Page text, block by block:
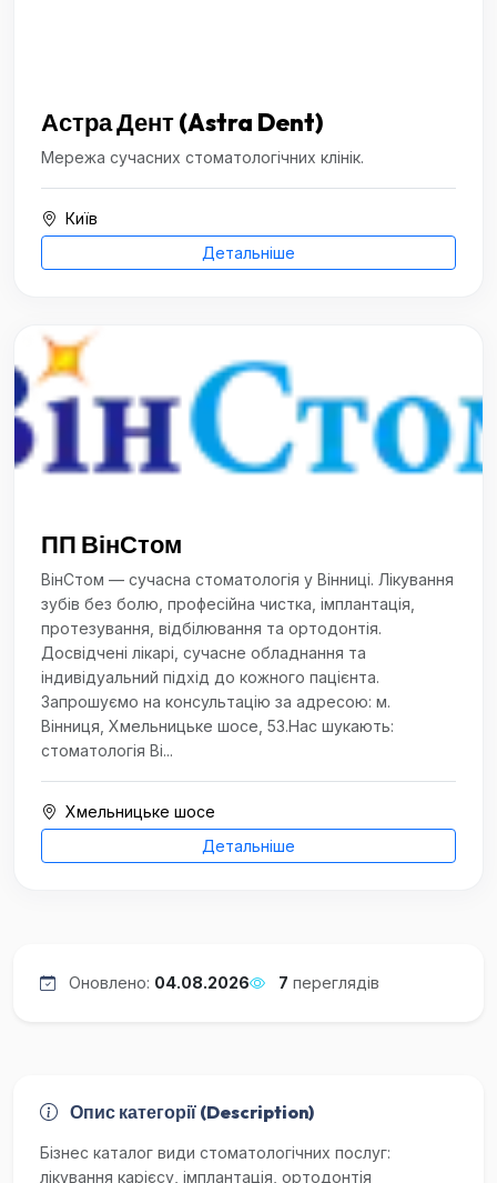
Астра Дент (Astra Dent)
Мережа сучасних стоматологічних клінік.
Київ
Детальніше
ПП ВінСтом
ВінСтом — сучасна стоматологія у Вінниці. Лікування
зубів без болю, професійна чистка, імплантація,
протезування, відбілювання та ортодонтія.
Досвідчені лікарі, сучасне обладнання та
індивідуальний підхід до кожного пацієнта.
Запрошуємо на консультацію за адресою: м.
Вінниця, Хмельницьке шосе, 53.Нас шукають:
стоматологія Ві...
Хмельницьке шосе
Детальніше
Оновлено: 04.08.2026 7 переглядів
Опис категорії (Description)
Бізнес каталог види стоматологічних послуг:
лікування карієсу, імплантація, ортодонтія